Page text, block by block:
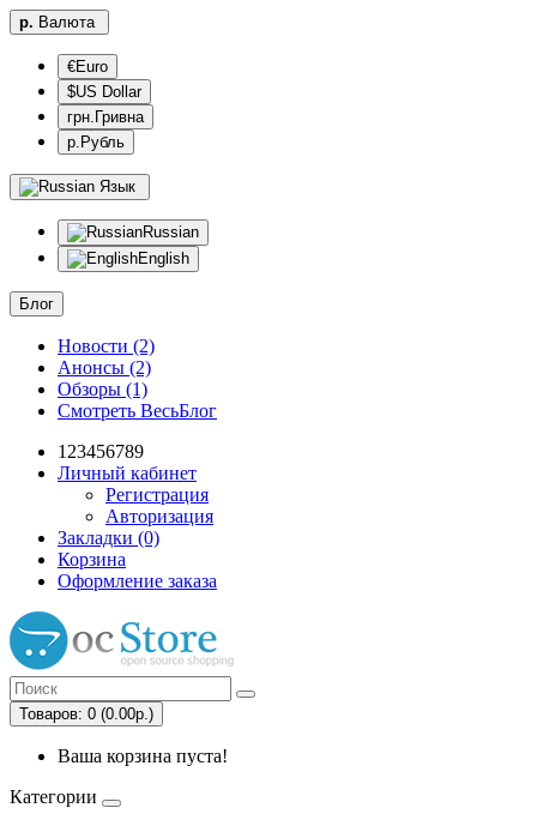
р. Валюта
€Euro
$US Dollar
грн.Гривна
р.Рубль
Язык
Russian
English
Блог
Новости (2)
Анонсы (2)
Обзоры (1)
Смотреть ВесьБлог
123456789
Личный кабинет
Регистрация
Авторизация
Закладки (0)
Корзина
Оформление заказа
Товаров: 0 (0.00р.)
Ваша корзина пуста!
Категории